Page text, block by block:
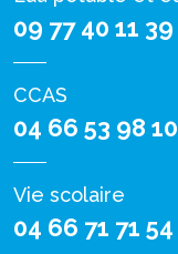
09 77 40 11 39
CCAS
04 66 53 98 10
Vie scolaire
04 66 71 71 54